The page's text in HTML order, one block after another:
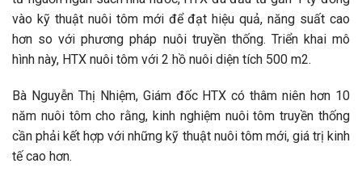
vào kỹ thuật nuôi tôm mới để đạt hiệu quả, năng suất cao
hơn so với phương pháp nuôi truyền thống. Triển khai mô
hình này, HTX nuôi tôm với 2 hồ nuôi diện tích 500 m2.
Bà Nguyễn Thị Nhiệm, Giám đốc HTX có thâm niên hơn 10
năm nuôi tôm cho rằng, kinh nghiệm nuôi tôm truyền thống
cần phải kết hợp với những kỹ thuật nuôi tôm mới, giá trị kinh
tế cao hơn.